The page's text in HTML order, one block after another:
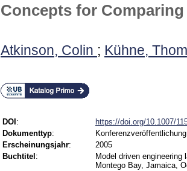
Concepts for
Atkinson, Colin ; Kühne,
DOI :
https://doi.org/10.1007/
Dokumenttyp:
Konferenzveröffentlichung
Erscheinungsjahr:
2005
Buchtitel :
Model driven
Montego Bay, Jamaica,